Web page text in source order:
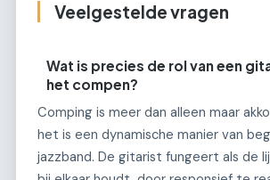
Veelgestelde vragen
Wat is precies de rol van een
het compen?
Comping is meer dan alleen maar
het is een dynamische manier van
jazzband. De gitarist fungeert als de